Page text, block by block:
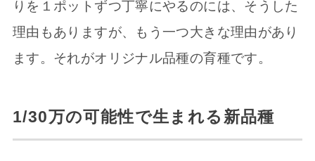
りを１ポットずつ丁寧にやるのには、そうした
理由もありますが、もう一つ大きな理由があり
ます。それがオリジナル品種の育種です。
1/30万の可能性で生まれる新品種